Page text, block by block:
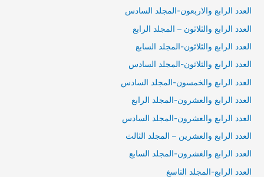
العدد الرابع والاربعون-المجلد السادس
العدد الرابع والثلاثون – المجلد الرابع
العدد الرابع والثلاثون-المجلد السابع
العدد الرابع والثلاثون-المجلد السادس
العدد الرابع والخمسون-المجلد السادس
العدد الرابع والعشرون-المجلد الرابع
العدد الرابع والعشرون-المجلد السادس
العدد الرابع والعشرين – المجلد الثالث
العدد الرابع والغشرون-المجلد السابع
العدد الرابع-المجلد التاسغ